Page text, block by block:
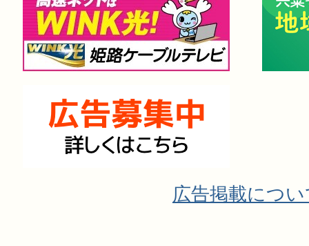
広告掲載につ